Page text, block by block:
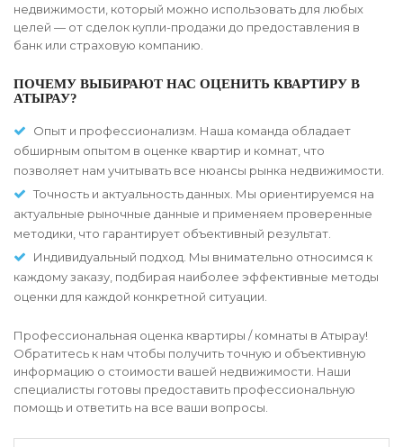
недвижимости, который можно использовать для любых
целей — от сделок купли-продажи до предоставления в
банк или страховую компанию.
ПОЧЕМУ ВЫБИРАЮТ НАС ОЦЕНИТЬ КВАРТИРУ В
АТЫРАУ?
Опыт и профессионализм. Наша команда обладает
обширным опытом в оценке квартир и комнат, что
позволяет нам учитывать все нюансы рынка недвижимости.
Точность и актуальность данных. Мы ориентируемся на
актуальные рыночные данные и применяем проверенные
методики, что гарантирует объективный результат.
Индивидуальный подход. Мы внимательно относимся к
каждому заказу, подбирая наиболее эффективные методы
оценки для каждой конкретной ситуации.
Профессиональная оценка квартиры / комнаты в Атырау!
Обратитесь к нам чтобы получить точную и объективную
информацию о стоимости вашей недвижимости. Наши
специалисты готовы предоставить профессиональную
помощь и ответить на все ваши вопросы.